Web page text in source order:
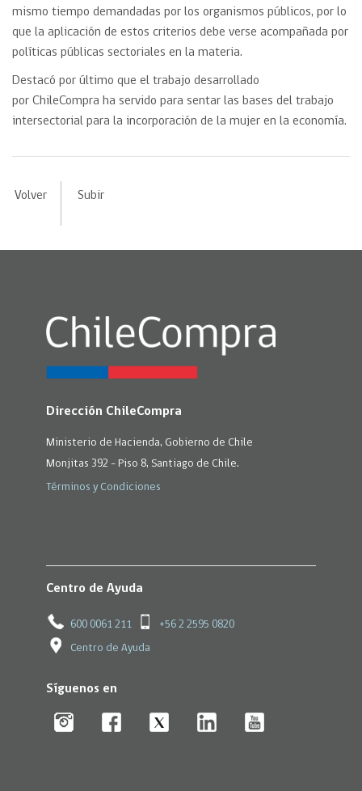
mismo tiempo demandadas por los organismos públicos, por lo
que la aplicación de estos criterios debe verse acompañada por
políticas públicas sectoriales en la materia.
Destacó por último que el trabajo desarrollado
por ChileCompra ha servido para sentar las bases del trabajo
intersectorial para la incorporación de la mujer en la economía.
Volver Subir
Dirección ChileCompra
Ministerio de Hacienda, Gobierno de Chile
Monjitas 392 - Piso 8, Santiago de Chile.
Términos y Condiciones
Centro de Ayuda
600 0061 211 +56 2 2595 0820
Centro de Ayuda
Síguenos en